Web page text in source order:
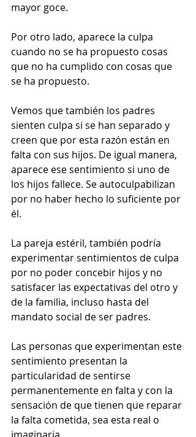
mayor goce.
Por otro lado, aparece la culpa
cuando no se ha propuesto cosas
que no ha cumplido con cosas que
se ha propuesto.
Vemos que también los padres
sienten culpa si se han separado y
creen que por esta razón están en
falta con sus hijos. De igual manera,
aparece ese sentimiento si uno de
los hijos fallece. Se autoculpabilizan
por no haber hecho lo suficiente por
él.
La pareja estéril, también podría
experimentar sentimientos de culpa
por no poder concebir hijos y no
satisfacer las expectativas del otro y
de la familia, incluso hasta del
mandato social de ser padres.
Las personas que experimentan este
sentimiento presentan la
particularidad de sentirse
permanentemente en falta y con la
sensación de que tienen que reparar
la falta cometida, sea esta real o